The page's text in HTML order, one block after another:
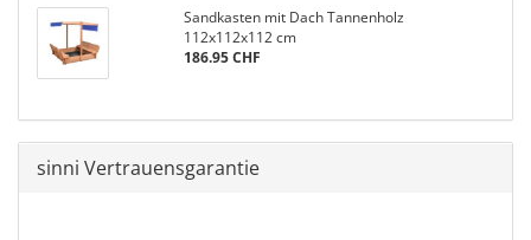
Sandkasten mit Dach Tannenholz
112x112x112 cm
186.95 CHF
sinni Vertrauensgarantie